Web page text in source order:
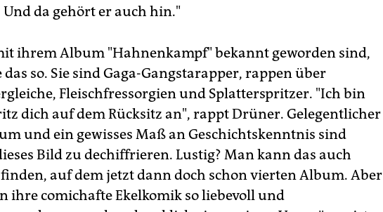
Und da gehört er auch hin."
ihrem Album "Hahnenkampf" bekannt geworden sind,
das so. Sie sind Gaga-Gangstarapper, rappen über
Fleischfressorgien und Splatterspritzer. "Ich bin
dich auf dem Rücksitz an", rappt Drüner. Gelegentlicher
und ein gewisses Maß an Geschichtskenntnis sind
Bild zu dechiffrieren. Lustig? Man kann das auch
auf dem jetzt dann doch schon vierten Album. Aber
ihre comichafte Ekelkomik so liebevoll und